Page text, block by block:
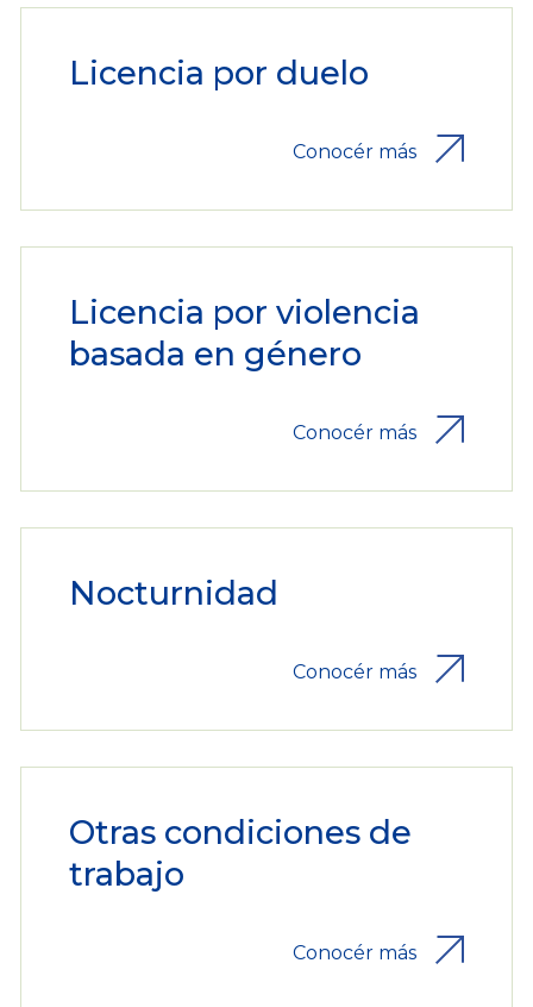
Licencia por duelo
Conocér más
Licencia por violencia
basada en género
Conocér más
Nocturnidad
Conocér más
Otras condiciones de
trabajo
Conocér más